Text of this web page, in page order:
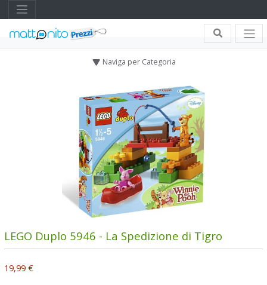
Naviga per Categoria
LEGO Duplo 5946 - La Spedizione di Tigro
19,99 €